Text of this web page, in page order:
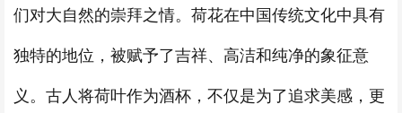
们对大自然的崇拜之情。荷花在中国传统文化中具有
独特的地位，被赋予了吉祥、高洁和纯净的象征意
义。古人将荷叶作为酒杯，不仅是为了追求美感，更